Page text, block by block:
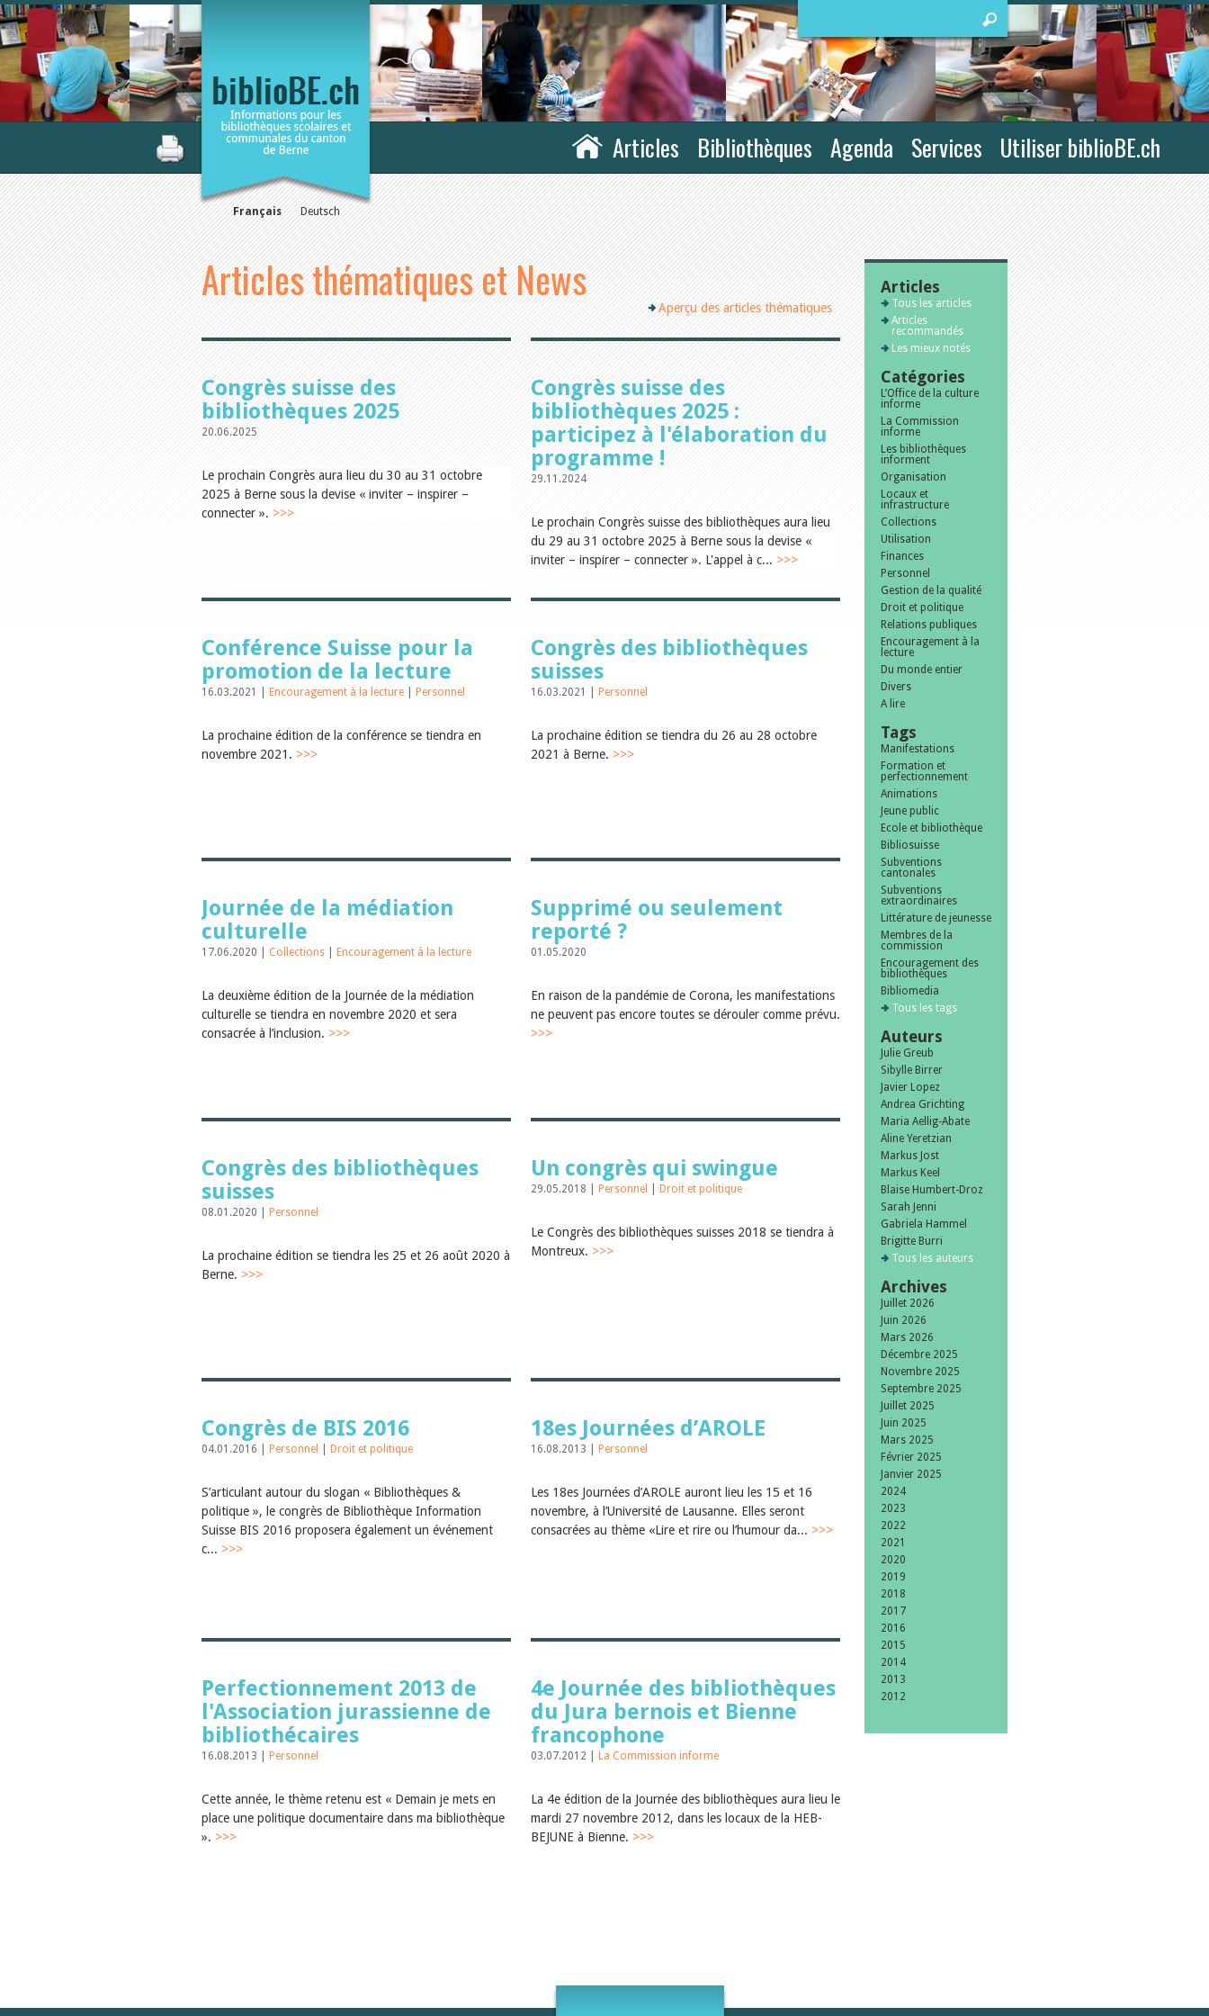
Français Deutsch
Articles Bibliothèques Agenda Services Utiliser biblioBE.ch
Articles thématiques et News
Aperçu des articles thématiques
Congrès suisse des
bibliothèques 2025
20.06.2025
Le prochain Congrès aura lieu du 30 au 31 octobre
2025 à Berne sous la devise « inviter – inspirer –
connecter ». >>>
Congrès suisse des
bibliothèques 2025 :
participez à l'élaboration du
programme !
29.11.2024
Le prochain Congrès suisse des bibliothèques aura lieu
du 29 au 31 octobre 2025 à Berne sous la devise «
inviter – inspirer – connecter ». L'appel à c... >>>
Conférence Suisse pour la
promotion de la lecture
16.03.2021 | Encouragement à la lecture Personnel
La prochaine édition de la conférence se tiendra en
novembre 2021. >>>
Congrès des bibliothèques
suisses
16.03.2021 | Personnel
La prochaine édition se tiendra du 26 au 28 octobre
2021 à Berne. >>>
Journée de la médiation
culturelle
17.06.2020 | Collections Encouragement à la lecture
La deuxième édition de la Journée de la médiation
culturelle se tiendra en novembre 2020 et sera
consacrée à l’inclusion. >>>
Supprimé ou seulement
reporté ?
01.05.2020
En raison de la pandémie de Corona, les manifestations
ne peuvent pas encore toutes se dérouler comme prévu.
>>>
Congrès des bibliothèques
suisses
08.01.2020 | Personnel
La prochaine édition se tiendra les 25 et 26 août 2020 à
Berne. >>>
Un congrès qui swingue
29.05.2018 | Personnel Droit et politique
Le Congrès des bibliothèques suisses 2018 se tiendra à
Montreux. >>>
Congrès de BIS 2016
04.01.2016 | Personnel Droit et politique
S’articulant autour du slogan « Bibliothèques &
politique », le congrès de Bibliothèque Information
Suisse BIS 2016 proposera également un événement
c... >>>
18es Journées d’AROLE
16.08.2013 | Personnel
Les 18es Journées d’AROLE auront lieu les 15 et 16
novembre, à l’Université de Lausanne. Elles seront
consacrées au thème «Lire et rire ou l’humour da... >>>
Perfectionnement 2013 de
l'Association jurassienne de
bibliothécaires
16.08.2013 | Personnel
Cette année, le thème retenu est « Demain je mets en
place une politique documentaire dans ma bibliothèque
». >>>
4e Journée des bibliothèques
du Jura bernois et Bienne
francophone
03.07.2012 | La Commission informe
La 4e édition de la Journée des bibliothèques aura lieu le
mardi 27 novembre 2012, dans les locaux de la HEB-
BEJUNE à Bienne. >>>
Articles
Tous les articles
Articles
recommandés
Les mieux notés
Catégories
L’Office de la culture
informe
La Commission
informe
Les bibliothèques
informent
Organisation
Locaux et
infrastructure
Collections
Utilisation
Finances
Personnel
Gestion de la qualité
Droit et politique
Relations publiques
Encouragement à la
lecture
Du monde entier
Divers
A lire
Tags
Manifestations
Formation et
perfectionnement
Animations
Jeune public
Ecole et bibliothèque
Bibliosuisse
Subventions
cantonales
Subventions
extraordinaires
Littérature de jeunesse
Membres de la
commission
Encouragement des
bibliothèques
Bibliomedia
Tous les tags
Auteurs
Julie Greub
Sibylle Birrer
Javier Lopez
Andrea Grichting
Maria Aellig-Abate
Aline Yeretzian
Markus Jost
Markus Keel
Blaise Humbert-Droz
Sarah Jenni
Gabriela Hammel
Brigitte Burri
Tous les auteurs
Archives
Juillet 2026
Juin 2026
Mars 2026
Décembre 2025
Novembre 2025
Septembre 2025
Juillet 2025
Juin 2025
Mars 2025
Février 2025
Janvier 2025
2024
2023
2022
2021
2020
2019
2018
2017
2016
2015
2014
2013
2012